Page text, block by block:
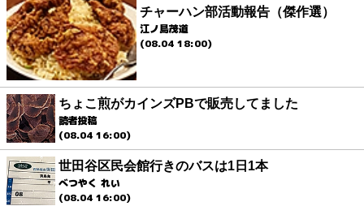
チャーハン部活動報告（傑作選）
江ノ島茂道
(08.04 18:00)
ちょこ煎がカインズPBで販売してました
読者投稿
(08.04 16:00)
世田谷区民会館行きのバスは1日1本
べつやく れい
(08.04 16:00)